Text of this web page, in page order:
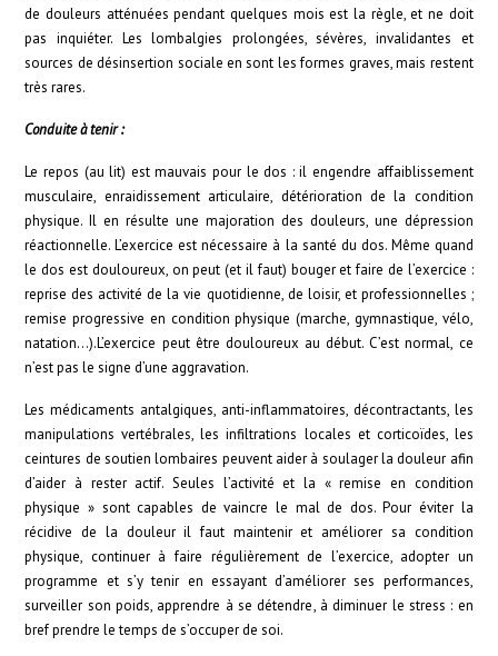
de douleurs atténuées pendant quelques mois est la règle, et ne doit
pas inquiéter. Les lombalgies prolongées, sévères, invalidantes et
sources de désinsertion sociale en sont les formes graves, mais restent
très rares.
Conduite à tenir :
Le repos (au lit) est mauvais pour le dos : il engendre affaiblissement
musculaire, enraidissement articulaire, détérioration de la condition
physique. Il en résulte une majoration des douleurs, une dépression
réactionnelle. L’exercice est nécessaire à la santé du dos. Même quand
le dos est douloureux, on peut (et il faut) bouger et faire de l’exercice :
reprise des activité de la vie quotidienne, de loisir, et professionnelles ;
remise progressive en condition physique (marche, gymnastique, vélo,
natation…).L’exercice peut être douloureux au début. C’est normal, ce
n’est pas le signe d’une aggravation.
Les médicaments antalgiques, anti-inflammatoires, décontractants, les
manipulations vertébrales, les infiltrations locales et corticoïdes, les
ceintures de soutien lombaires peuvent aider à soulager la douleur afin
d’aider à rester actif. Seules l’activité et la « remise en condition
physique » sont capables de vaincre le mal de dos. Pour éviter la
récidive de la douleur il faut maintenir et améliorer sa condition
physique, continuer à faire régulièrement de l’exercice, adopter un
programme et s’y tenir en essayant d’améliorer ses performances,
surveiller son poids, apprendre à se détendre, à diminuer le stress : en
bref prendre le temps de s’occuper de soi.